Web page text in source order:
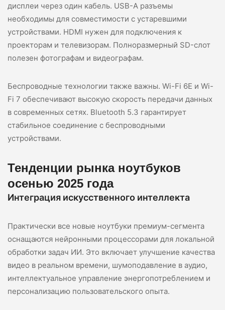
дисплеи через один кабель. USB-A разъемы
необходимы для совместимости с устаревшими
устройствами. HDMI нужен для подключения к
проекторам и телевизорам. Полноразмерный SD-слот
полезен фотографам и видеографам.
Беспроводные технологии также важны. Wi-Fi 6E и Wi-
Fi 7 обеспечивают высокую скорость передачи данных
в современных сетях. Bluetooth 5.3 гарантирует
стабильное соединение с беспроводными
устройствами.
Тенденции рынка ноутбуков
осенью 2025 года
Интеграция искусственного интеллекта
Практически все новые ноутбуки премиум-сегмента
оснащаются нейронными процессорами для локальной
обработки задач ИИ. Это включает улучшение качества
видео в реальном времени, шумоподавление в аудио,
интеллектуальное управление энергопотреблением и
персонализацию пользовательского опыта.